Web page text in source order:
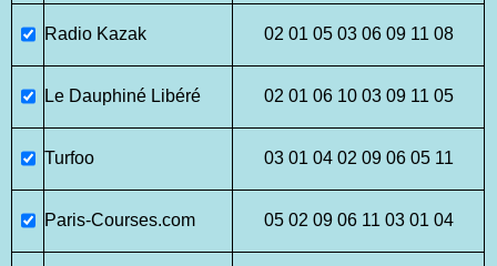
Radio Kazak 02 01 05 03 06 09 11 08
Le Dauphiné Libéré 02 01 06 10 03 09 11 05
Turfoo 03 01 04 02 09 06 05 11
Paris-Courses.com 05 02 09 06 11 03 01 04